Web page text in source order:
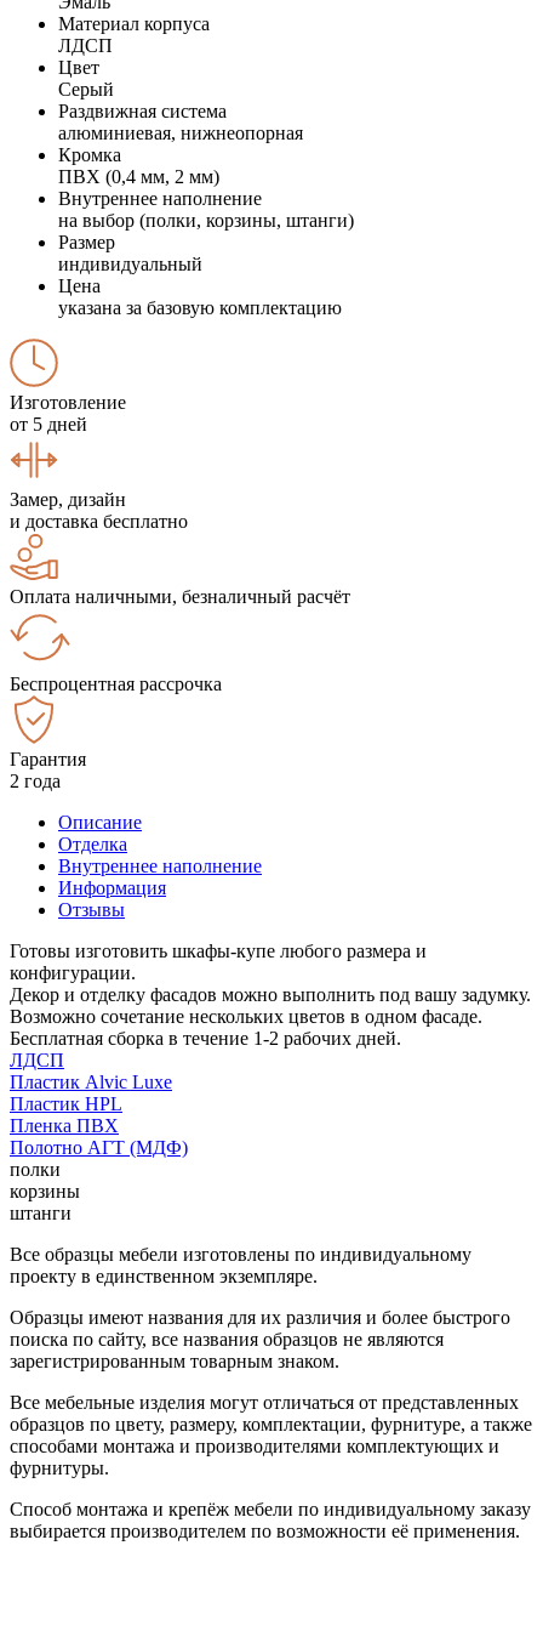
Материал корпуса
ЛДСП
Цвет
Серый
Раздвижная система
алюминиевая, нижнеопорная
Кромка
ПВХ (0,4 мм, 2 мм)
Внутреннее наполнение
на выбор (полки, корзины, штанги)
Размер
индивидуальный
Цена
указана за базовую комплектацию
Изготовление
от 5 дней
Замер, дизайн
и доставка бесплатно
Оплата наличными, безналичный расчёт
Беспроцентная рассрочка
Гарантия
2 года
Описание
Отделка
Внутреннее наполнение
Информация
Отзывы
Готовы изготовить шкафы-купе любого размера и
конфигурации.
Декор и отделку фасадов можно выполнить под вашу задумку.
Возможно сочетание нескольких цветов в одном фасаде.
Бесплатная сборка в течение 1-2 рабочих дней.
ЛДСП
Пластик Alvic Luxe
Пластик HPL
Пленка ПВХ
Полотно АГТ (МДФ)
полки
корзины
штанги
Все образцы мебели изготовлены по индивидуальному
проекту в единственном экземпляре.
Образцы имеют названия для их различия и более быстрого
поиска по сайту, все названия образцов не являются
зарегистрированным товарным знаком.
Все мебельные изделия могут отличаться от представленных
образцов по цвету, размеру, комплектации, фурнитуре, а также
способами монтажа и производителями комплектующих и
фурнитуры.
Способ монтажа и крепёж мебели по индивидуальному заказу
выбирается производителем по возможности её применения.